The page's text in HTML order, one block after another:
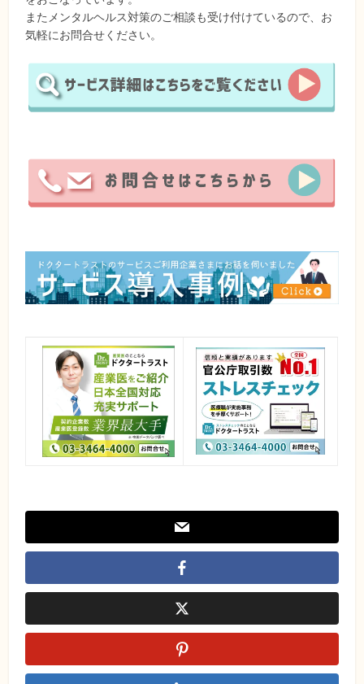
またメンタルヘルス対策のご相談も受け付けているので、お
気軽にお問合せください。